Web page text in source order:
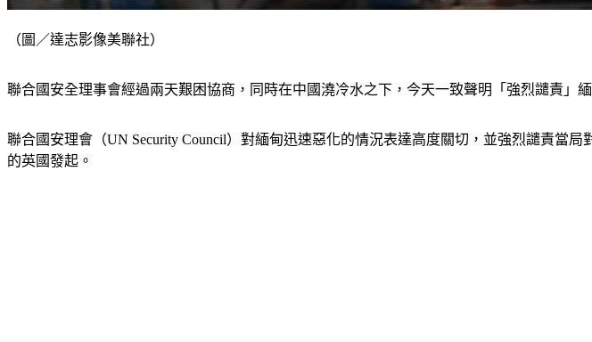
（圖／達志影像美聯社）
聯合國安全理事會經過兩天艱困協商，同時在中國澆冷水之下，今天一致聲明「強烈譴責」
聯合國安理會（UN Security Council）對緬甸迅速惡化的情況表達高度關切，並強烈譴責當
的英國發起。